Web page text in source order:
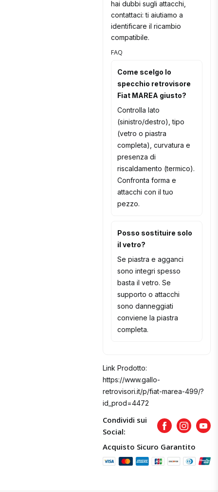
hai dubbi sugli attacchi,
contattaci: ti aiutiamo a
identificare il ricambio
compatibile.
FAQ
Come scelgo lo
specchio retrovisore
Fiat MAREA giusto?
Controlla lato
(sinistro/destro), tipo
(vetro o piastra
completa), curvatura e
presenza di
riscaldamento (termico).
Confronta forma e
attacchi con il tuo
pezzo.
Posso sostituire solo
il vetro?
Se piastra e agganci
sono integri spesso
basta il vetro. Se
supporto o attacchi
sono danneggiati
conviene la piastra
completa.
Link Prodotto:
https://www.gallo-
retrovisori.it/p/fiat-marea-499/?
id_prod=4472
Condividi sui
Social:
FacebookInstagram
Acquisto Sicuro Garantito